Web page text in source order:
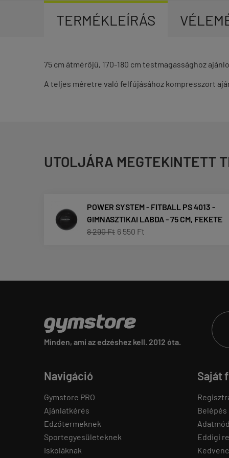
TERMÉKLEÍRÁS
75 cm átmérőjű, 170-180 cm testmagassághoz
A teljes méretre való felfújásához kompresszort
UTOLJÁRA MEGTEKINTETT
POWER SYSTEM - FITBALL PS 4013 -
GIMNASZTIKAI LABDA - 75 CM, FEKETE
8 290 Ft 6 550 Ft
Minden, ami az edzéshez kell. 2012 óta.
Navigáció
Gymstore PRO
Ajánlatkérés
Edzőtermeknek
Sportegyesületeknek
Iskoláknak
Saját
Belépés
Eddigi